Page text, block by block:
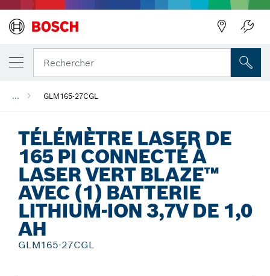
Rechercher
... GLM165-27CGL
TÉLÉMÈTRE LASER DE
165 PI CONNECTÉ À
LASER VERT BLAZE™
AVEC (1) BATTERIE
LITHIUM-ION 3,7V DE 1,0
AH
GLM165-27CGL